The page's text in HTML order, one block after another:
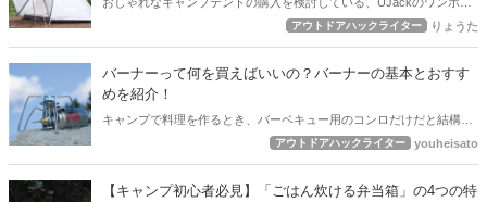
ルテントってどうなの？こんな疑問にお答えします。結論から言う
すめ。また、付属品が充実しているので、キャンプ初心者にもおすす
めできるテントですよ。ぜひ、チェックしてみてくださいね。
アウトドアハックライター りょうた
バーナーって何を買えばいいの？バーナーの基本とおすす
めを紹介！
キャンプで料理を作るとき、バーベキュー用のコンロだけだと結構大
変なんですよね。ちょっとお湯を沸かしたいときとか、朝ご飯を作る
活躍するのがアウトドア用のバーナーなんです。
アウトドアハックライター youheisato
【キャンプ初心者必見】「ごはん炊ける弁当箱」の4つの特